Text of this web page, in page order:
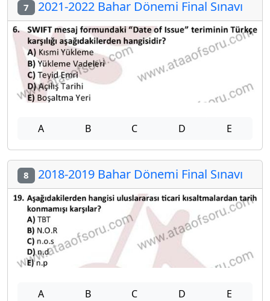
7 2021-2022 Bahar Dönemi Final Sınavı
A B C D E
8 2018-2019 Bahar Dönemi Final Sınavı
A B C D E